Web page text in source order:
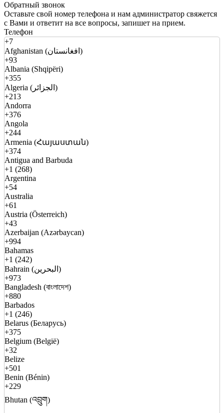
Обратный звонок
Оставьте свой номер телефона и нам администратор свяжется
с Вами и ответит на все вопросы, запишет на прием.
Телефон
+7
Afghanistan (افغانستان)
+93
Albania (Shqipëri)
+355
Algeria (الجزائر)
+213
Andorra
+376
Angola
+244
Armenia (Հայաստան)
+374
Antigua and Barbuda
+1 (268)
Argentina
+54
Australia
+61
Austria (Österreich)
+43
Azerbaijan (Azərbaycan)
+994
Bahamas
+1 (242)
Bahrain (البحرين)
+973
Bangladesh (বাংলাদেশ)
+880
Barbados
+1 (246)
Belarus (Беларусь)
+375
Belgium (België)
+32
Belize
+501
Benin (Bénin)
+229
Bhutan (འབྲུག)